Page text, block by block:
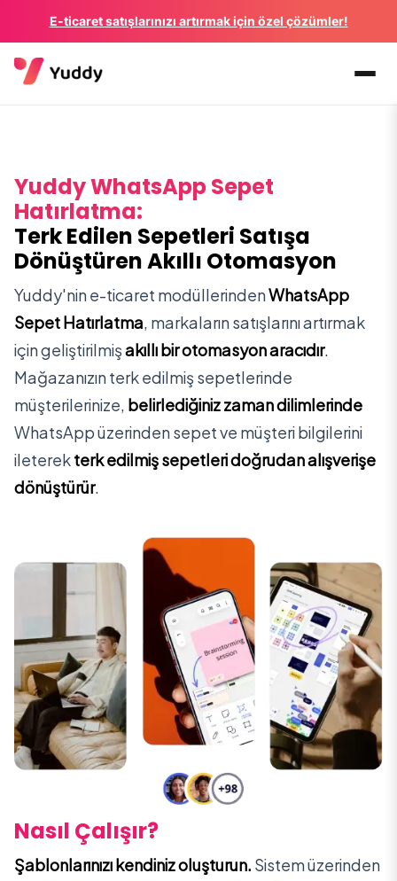
E-ticaret satışlarınızı artırmak için özel çözümler!
Yuddy WhatsApp Sepet
Hatırlatma:
Terk Edilen Sepetleri Satışa
Dönüştüren Akıllı Otomasyon
Yuddy'nin e-ticaret modüllerindenWhatsApp
Sepet Hatırlatma, markaların satışlarını artırmak
için geliştirilmişakıllı bir otomasyon aracıdır.
Mağazanızın terk edilmiş sepetlerinde
müşterilerinize, belirlediğiniz zaman dilimlerinde
WhatsApp üzerinden sepet ve müşteri bilgilerini
ileterekterk edilmiş sepetleri doğrudan alışverişe
dönüştürür.
Nasıl Çalışır?
Şablonlarınızı kendiniz oluşturun. Sistem üzerinden